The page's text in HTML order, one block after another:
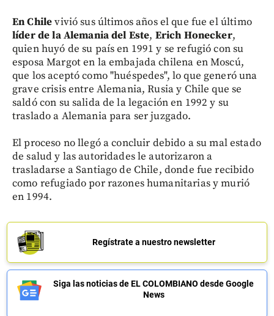
En Chilevivió sus últimos años el que fue el último
líder de la Alemania del Este, Erich Honecker,
quien huyó de su país en 1991 y se refugió con su
esposa Margot en la embajada chilena en Moscú,
que los aceptó como "huéspedes", lo que generó una
grave crisis entre Alemania, Rusia y Chile que se
saldó con su salida de la legación en 1992 y su
traslado a Alemania para ser juzgado.
El proceso no llegó a concluir debido a su mal estado
de salud y las autoridades le autorizaron a
trasladarse a Santiago de Chile, donde fue recibido
como refugiado por razones humanitarias y murió
en 1994.
Regístrate a nuestro newsletter
Siga las noticias de EL COLOMBIANO desde Google
News